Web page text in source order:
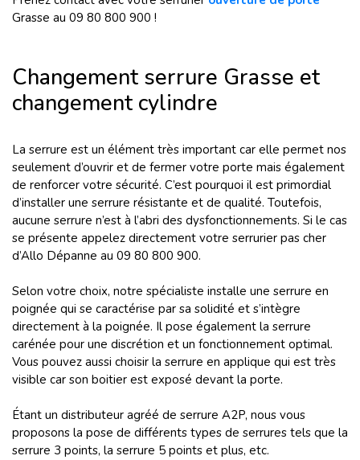
Grasse au 09 80 800 900 !
Changement serrure Grasse et
changement cylindre
La serrure est un élément très important car elle permet nos
seulement d’ouvrir et de fermer votre porte mais également
de renforcer votre sécurité. C’est pourquoi il est primordial
d’installer une serrure résistante et de qualité. Toutefois,
aucune serrure n’est à l’abri des dysfonctionnements. Si le cas
se présente appelez directement votre serrurier pas cher
d’Allo Dépanne au 09 80 800 900.
Selon votre choix, notre spécialiste installe une serrure en
poignée qui se caractérise par sa solidité et s’intègre
directement à la poignée. Il pose également la serrure
carénée pour une discrétion et un fonctionnement optimal.
Vous pouvez aussi choisir la serrure en applique qui est très
visible car son boitier est exposé devant la porte.
Étant un distributeur agréé de serrure A2P, nous vous
proposons la pose de différents types de serrures tels que la
serrure 3 points, la serrure 5 points et plus, etc.